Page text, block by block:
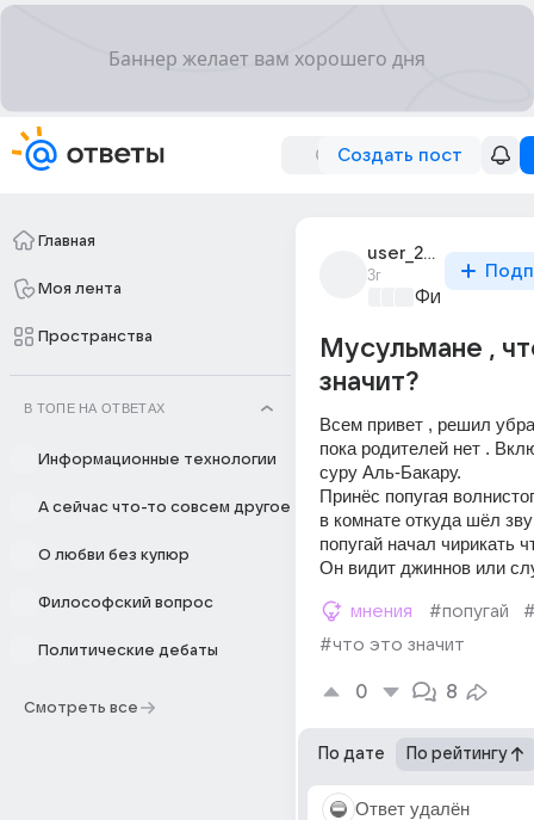
Создать пост
Главная
Моя лента
Пространства
В ТОПЕ НА ОТВЕТАХ
Информационные технологии
А сейчас что-то совсем другое
О любви без купюр
Философский вопрос
Политические дебаты
Смотреть все
user_265718713
3г
Мусульмане ,
значит?
Всем привет , решил
пока родителей нет .
суру Аль-Бакару.
Принёс попугая
в комнате откуда шёл
попугай начал чирикать
Он видит джиннов или
мнения #попугай
#что это значит
0 8
По дате По рейтингу
Ответ удалён